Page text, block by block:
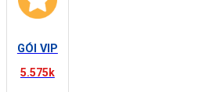
GÓI VIP
5.575k